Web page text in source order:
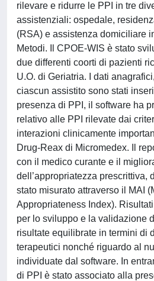
rilevare e ridurre le PPI in tre
assistenziali: ospedale,
(RSA) e assistenza domiciliare
Metodi. Il CPOE-WIS è stato
due differenti coorti di pazienti
U.O. di Geriatria. I dati
ciascun assistito sono stati
presenza di PPI, il software ha
relativo alle PPI rilevate dai
interazioni clinicamente
Drug-Reax di Micromedex. Il
con il medico curante e il
dell’appropriatezza prescrittiva,
stato misurato attraverso il MAI
Appropriateness Index).
per lo sviluppo e la validazione
risultate equilibrate in termini di
terapeutici nonché riguardo al
individuate dal software. In
di PPI è stato associato alla